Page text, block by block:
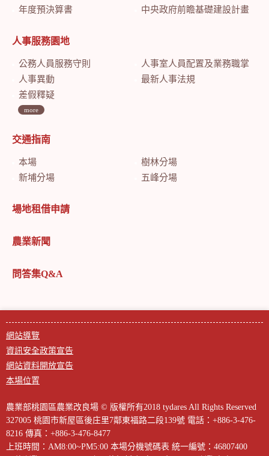
年度預決算書
中央政府前瞻基礎建設計畫特別預算會計月報
人事服務園地
公務人員服務守則
人事室人員配置及業務職掌
人事異動
最新人事法規
差假釋疑
more
交通指南
本場
樹林分場
新埔分場
五峰分場
場地租借申請
農業新聞
問答集Q&A
網站導覽
資訊安全政策宣告
網站資料開放宣告
本場位置
農業部桃園區農業改良場 © 版權所有2018 tydares All Rights Reserved
327005 桃園市新屋區後庄里7鄰東福路二段139號 電話：+886-3-476-
8216 傳真：+886-3-476-8477
上班時間：AM8:00~PM5:00 本場分機號碼表 統一編號：46807400